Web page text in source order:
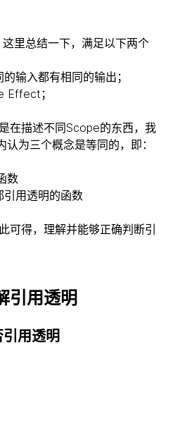
里总结一下，满足以下两个
输入都有相同的输出；
Effect；
在描述不同Scope的东西，我
为三个概念是等同的，即：
数
引用透明的函数
可得，理解并能够正确判断引
引用透明
用透明